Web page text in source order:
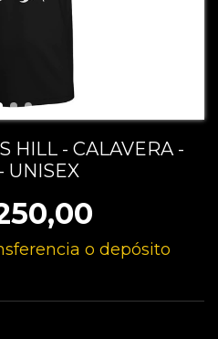
HILL - CALAVERA -
UNISEX
o depósito